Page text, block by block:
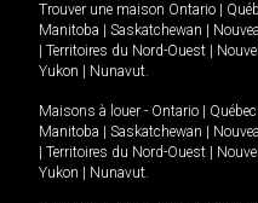
Trouver une maison Ontario
Manitoba
Saskatchewan
Territoires du Nord-Ouest
Yukon
Nunavut.
Maisons à louer - Ontario Québec
Manitoba
Saskatchewan
Territoires du Nord-Ouest
Yukon
Nunavut.